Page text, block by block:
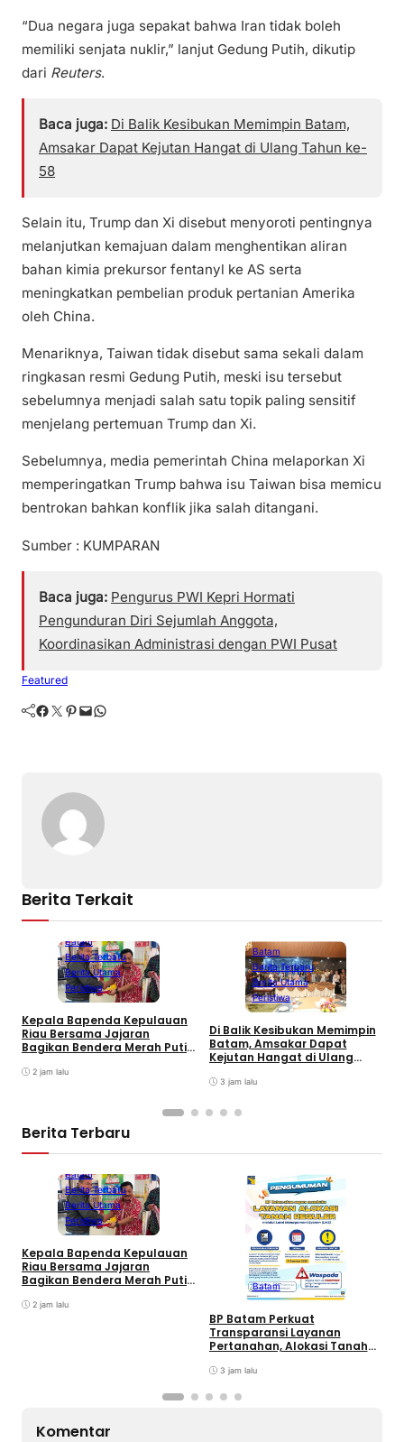
“Dua negara juga sepakat bahwa Iran tidak boleh
memiliki senjata nuklir,” lanjut Gedung Putih, dikutip
dari Reuters.
Baca juga: Di Balik Kesibukan Memimpin Batam,
Amsakar Dapat Kejutan Hangat di Ulang Tahun ke-
58
Selain itu, Trump dan Xi disebut menyoroti pentingnya
melanjutkan kemajuan dalam menghentikan aliran
bahan kimia prekursor fentanyl ke AS serta
meningkatkan pembelian produk pertanian Amerika
oleh China.
Menariknya, Taiwan tidak disebut sama sekali dalam
ringkasan resmi Gedung Putih, meski isu tersebut
sebelumnya menjadi salah satu topik paling sensitif
menjelang pertemuan Trump dan Xi.
Sebelumnya, media pemerintah China melaporkan Xi
memperingatkan Trump bahwa isu Taiwan bisa memicu
bentrokan bahkan konflik jika salah ditangani.
Sumber : KUMPARAN
Baca juga: Pengurus PWI Kepri Hormati
Pengunduran Diri Sejumlah Anggota,
Koordinasikan Administrasi dengan PWI Pusat
Featured
Facebook Twitter Pinterest Mail WhatsApp
Berita Terkait
Batam
Berita Terbaru
Berita Utama
Peristiwa
Kepala Bapenda Kepulauan
Riau Bersama Jajaran
Bagikan Bendera Merah Putih
Bermotor di Kantor Samsat
2 jam lalu
Batam
Berita Terbaru
Berita Utama
Peristiwa
Di Balik Kesibukan Memimpin
Batam, Amsakar Dapat
Kejutan Hangat di Ulang
3 jam lalu
Berita Terbaru
Batam
Berita Terbaru
Berita Utama
Peristiwa
Kepala Bapenda Kepulauan
Riau Bersama Jajaran
Bagikan Bendera Merah Putih
Bermotor di Kantor Samsat
2 jam lalu
Batam
BP Batam Perkuat
Transparansi Layanan
Pertanahan, Alokasi Tanah
LMS3 jam lalu
Komentar